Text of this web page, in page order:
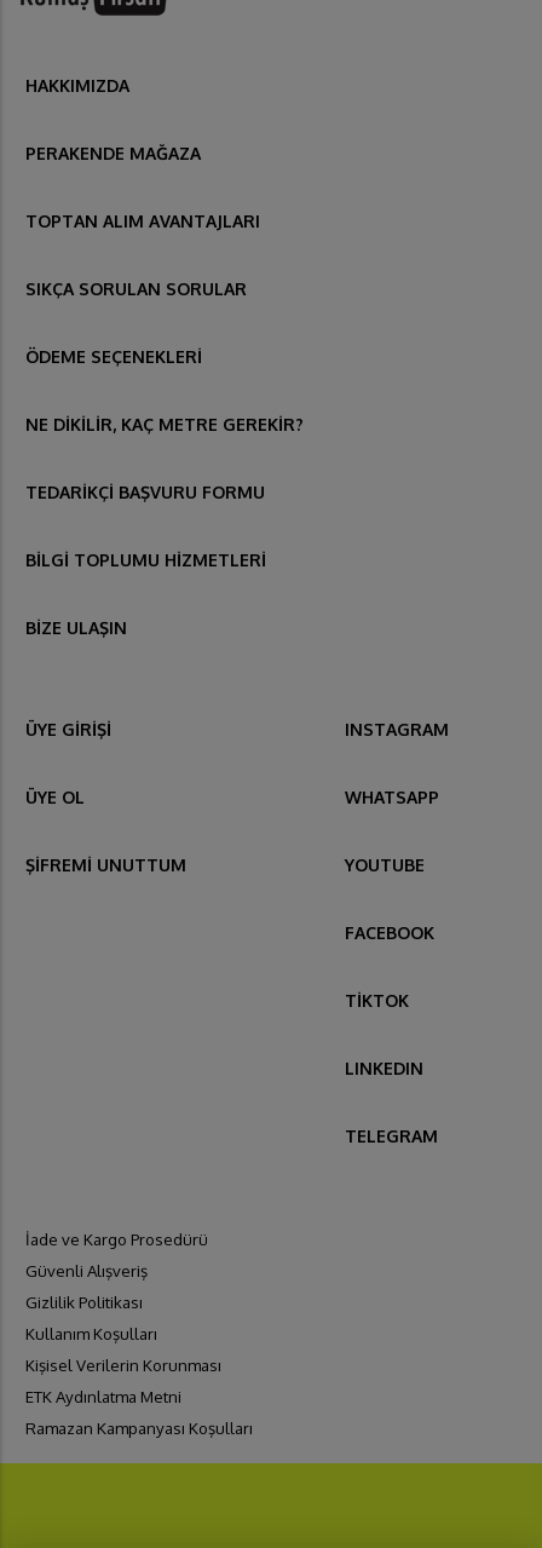
HAKKIMIZDA
PERAKENDE MAĞAZA
TOPTAN ALIM AVANTAJLARI
SIKÇA SORULAN SORULAR
ÖDEME SEÇENEKLERİ
NE DİKİLİR, KAÇ METRE GEREKİR?
TEDARİKÇİ BAŞVURU FORMU
BİLGİ TOPLUMU HİZMETLERİ
BİZE ULAŞIN
ÜYE GİRİŞİ
ÜYE OL
ŞİFREMİ UNUTTUM
INSTAGRAM
WHATSAPP
YOUTUBE
FACEBOOK
TİKTOK
LINKEDIN
TELEGRAM
İade ve Kargo Prosedürü
Güvenli Alışveriş
Gizlilik Politikası
Kullanım Koşulları
Kişisel Verilerin Korunması
ETK Aydınlatma Metni
Ramazan Kampanyası Koşulları